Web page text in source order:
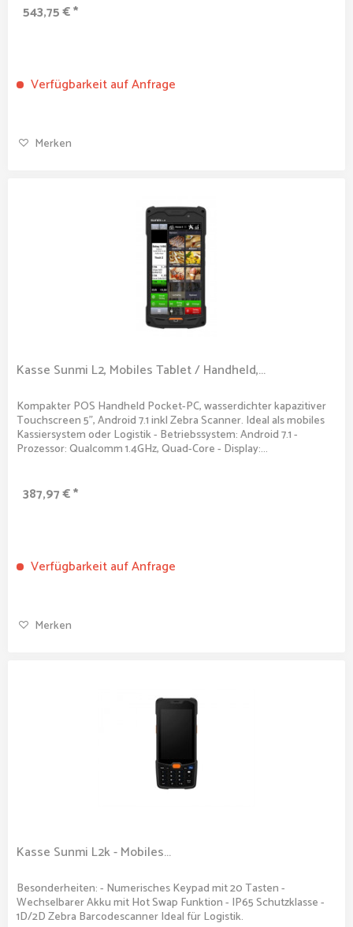
543,75 € *
Verfügbarkeit auf Anfrage
Merken
Kasse Sunmi L2, Mobiles Tablet / Handheld,...
Kompakter POS Handheld Pocket-PC, wasserdichter kapazitiver
Touchscreen 5", Android 7.1 inkl Zebra Scanner. Ideal als mobiles
Kassiersystem oder Logistik - Betriebssystem: Android 7.1 -
Prozessor: Qualcomm 1.4GHz, Quad-Core - Display:...
387,97 € *
Verfügbarkeit auf Anfrage
Merken
Kasse Sunmi L2k - Mobiles...
Besonderheiten: - Numerisches Keypad mit 20 Tasten -
Wechselbarer Akku mit Hot Swap Funktion - IP65 Schutzklasse -
1D/2D Zebra Barcodescanner Ideal für Logistik.